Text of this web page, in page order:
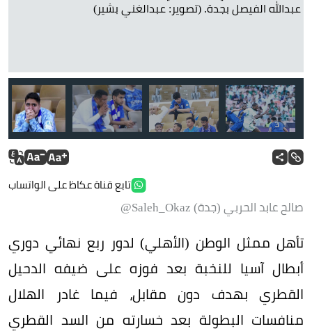
عبدالله الفيصل بجدة. (تصوير: عبدالغني بشير)
تابع قناة عكاظ على الواتساب
صالح عابد الحربي (جدة) Saleh_Okaz@
تأهل ممثل الوطن (الأهلي) لدور ربع نهائي دوري
أبطال آسيا للنخبة بعد فوزه على ضيفه الدحيل
القطري بهدف دون مقابل، فيما غادر الهلال
منافسات البطولة بعد خسارته من السد القطري